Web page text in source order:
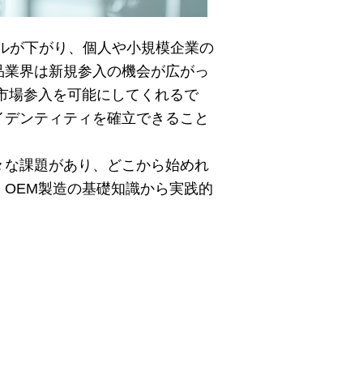
が下がり、個人や小規模企業の
界は新規参入の機会が広がっ
場参入を可能にしてくれるで
ンティティを確立できること
課題があり、どこから始めれ
製造の基礎知識から実践的